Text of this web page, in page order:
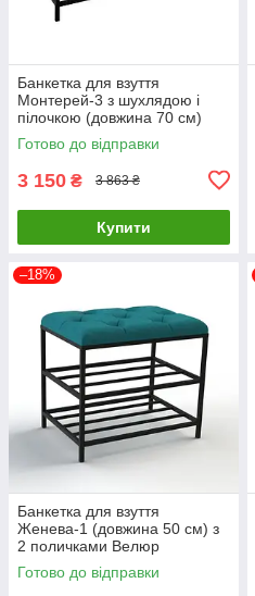
Банкетка для взуття
Монтерей-3 з шухлядою і
пілочкою (довжина 70 см)
Велюр сірий 7-0-9005
Готово до відправки
3 150 ₴ 3 863 ₴
Купити
–18%
Банкетка для взуття
Женева-1 (довжина 50 см) з
2 поличками Велюр
бірюзовий 2-0-9005
Готово до відправки